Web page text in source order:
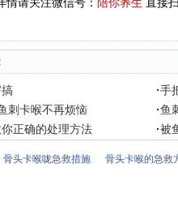
·手
刺卡喉不再烦恼 ·鱼
正确的处理方法 ·被
骨头卡喉咙急救措施 骨头卡喉的急救